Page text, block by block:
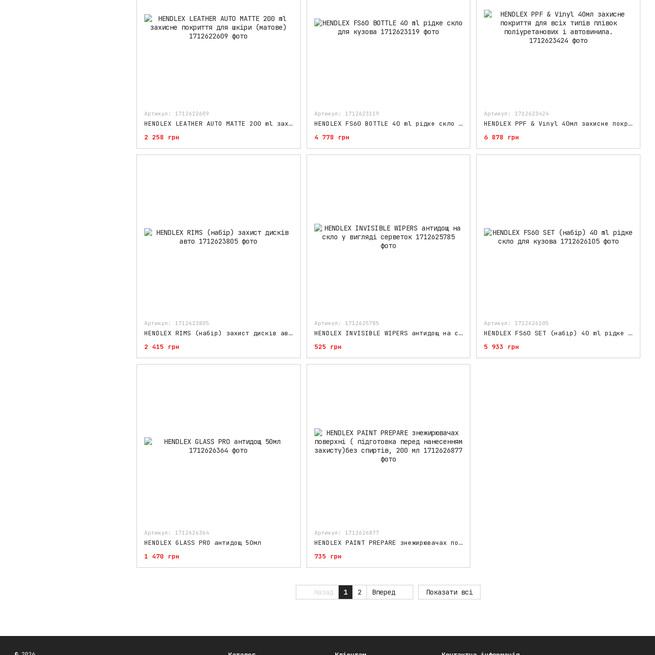
Артикул: 1712622609
HENDLEX LEATHER AUTO MATTE 200 ml захисне покриття для шкіри (матове)
2 258 грн
Артикул: 1712623119
HENDLEX FS60 BOTTLE 40 ml рідке скло для кузова
4 778 грн
Артикул: 1712623424
HENDLEX PPF & Vinyl 40мл захисне покриття для всіх типів плівок поліуретанових і автовинила.
6 878 грн
Артикул: 1712623805
HENDLEX RIMS (набір) захист дисків авто
2 415 грн
Артикул: 1712625785
HENDLEX INVISIBLE WIPERS антидощ на скло у вигляді серветок
525 грн
Артикул: 1712626105
HENDLEX FS60 SET (набір) 40 ml рідке скло для кузова
5 933 грн
Артикул: 1712626364
HENDLEX GLASS PRO антидощ 50мл
1 470 грн
Артикул: 1712626877
HENDLEX PAINT PREPARE знежирювачах поверхні ( підготовка перед нанесенням захисту)без спиртів, 200 мл
735 грн
Назад 1 2 Вперед Показати всі